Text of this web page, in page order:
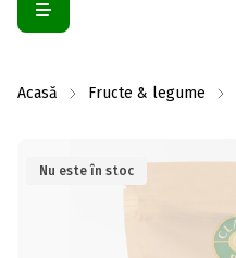
Acasă Fructe & legume
Nu este în stoc